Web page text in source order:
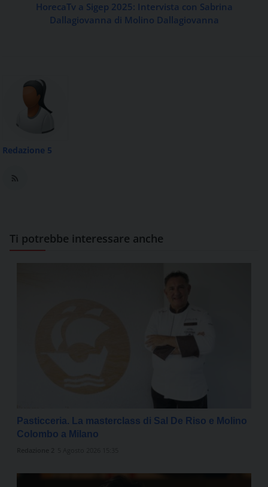
HorecaTv a Sigep 2025: Intervista con Sabrina
Dallagiovanna di Molino Dallagiovanna
Redazione 5
Ti potrebbe interessare anche
Pasticceria. La masterclass di Sal De Riso e Molino
Colombo a Milano